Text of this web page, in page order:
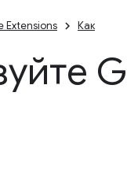
Extensions Как